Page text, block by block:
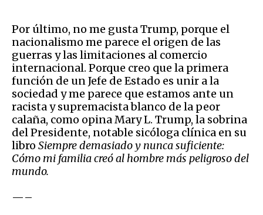
Por último, no me gusta Trump, porque el
nacionalismo me parece el origen de las
guerras y las limitaciones al comercio
internacional. Porque creo que la primera
función de un Jefe de Estado es unir a la
sociedad y me parece que estamos ante un
racista y supremacista blanco de la peor
calaña, como opina Mary L. Trump, la sobrina
del Presidente, notable sicóloga clínica en su
libro Siempre demasiado y nunca suficiente:
Cómo mi familia creó al hombre más peligroso del
mundo.
—–